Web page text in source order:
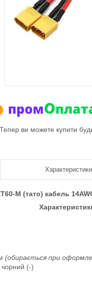
Тепер ви можете купити
Характеристики
M (тато) кабель
(обирається при
чорний (-)